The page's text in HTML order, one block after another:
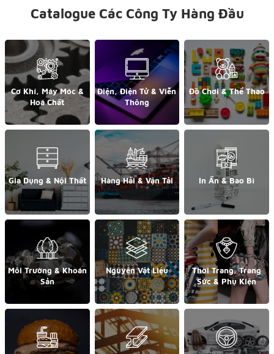
Catalogue Các Công Ty Hàng Đầu
Cơ Khí, Máy Móc &
Hoá Chất
Điện, Điện Tử & Viễn
Thông
Đồ Chơi & Thể Thao
Gia Dụng & Nội Thất Hàng Hải & Vận Tải In Ấn & Bao Bì
Môi Trường & Khoán
Sản
Nguyên Vật Liệu
Thời Trang, Trang
Sức & Phụ Kiện